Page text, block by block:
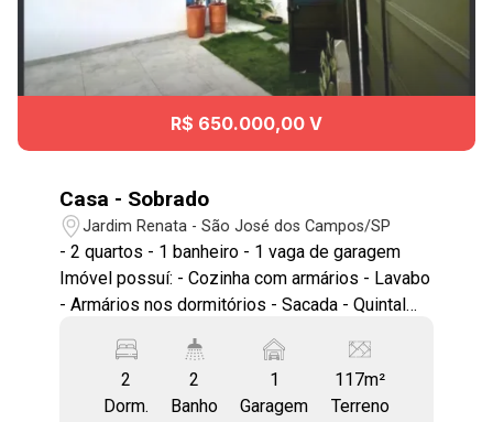
R$ 650.000,00 V
Casa - Sobrado
Jardim Renata - São José dos Campos/SP
- 2 quartos - 1 banheiro - 1 vaga de garagem
Imóvel possuí: - Cozinha com armários - Lavabo
- Armários nos dormitórios - Sacada - Quintal
moderno Ótima localização! Perto de tudo,
escola, mercado, feira livre, parque Santos
Dumont, SESC. Agende já sua visita!!
2
Dorm.
2
Banho
1
Garagem
117m²
Terreno